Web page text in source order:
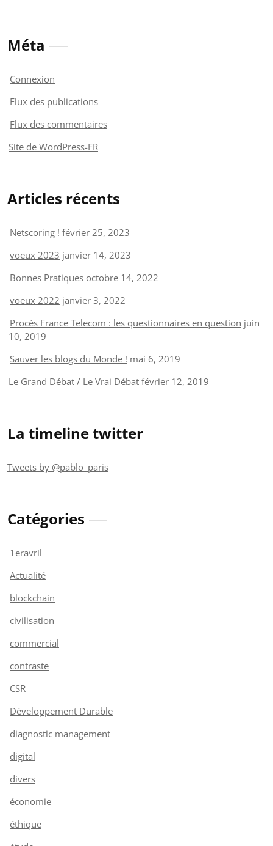
Méta
Connexion
Flux des publications
Flux des commentaires
Site de WordPress-FR
Articles récents
Netscoring ! février 25, 2023
voeux 2023 janvier 14, 2023
Bonnes Pratiques octobre 14, 2022
voeux 2022 janvier 3, 2022
Procès France Telecom : les questionnaires en question juin
10, 2019
Sauver les blogs du Monde ! mai 6, 2019
Le Grand Débat / Le Vrai Débat février 12, 2019
La timeline twitter
Tweets by @pablo_paris
Catégories
1eravril
Actualité
blockchain
civilisation
commercial
contraste
CSR
Développement Durable
diagnostic management
digital
divers
économie
éthique